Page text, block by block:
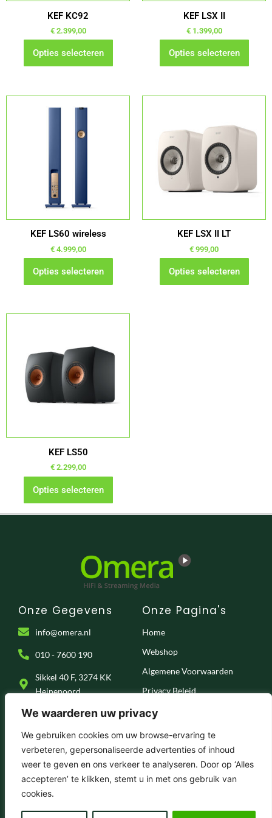
We waarderen uw privacy
We gebruiken cookies om uw browse-ervaring te
verbeteren, gepersonaliseerde advertenties of inhoud
weer te geven en ons verkeer te analyseren. Door op ‘Alles
accepteren’ te klikken, stemt u in met ons gebruik van
cookies.
KEF KC92
€2.399,00
Opties selecteren
worden
op
productpagina
KEF LSX II
€1.399,00
Opties selecteren
worden
op
productpagina
KEF LS60 wireless
€4.999,00
Opties selecteren
heeft
kan
gekozen
worden
op
productpagina
KEF LSX II LT
€ 999,00
Opties selecteren
heeft
meerdere
variaties.
Deze
optie
gekozen
worden
op
productpagina
KEF LS50
€2.299,00
Opties selecteren
heeft
meerdere
variaties.
gekozen
worden
op
productpagina
Onze Gegevens
info@omera.nl
010 - 7600 190
Sikkel 40 F, 3274 KK
Heinenoord
Onze Pagina's
Home
Webshop
Algemene Voorwaarden
Privacy Beleid
Klantenservice
Onze Socials
F
a
c
e
b
o
I
n
s
t
a
r
T
i
k
t
Y
o
u
t
e
© 2025 . Omera – Hifi & Streaming Media